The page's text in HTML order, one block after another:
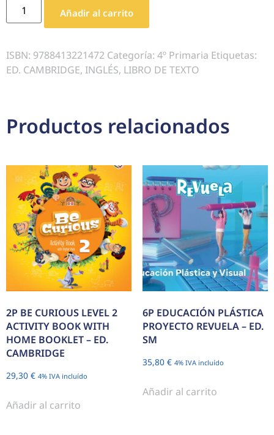
Añadir al carrito
ISBN: 9788413221472 Categoría: 4º Primaria Etiquetas:
ED. CAMBRIDGE, INGLÉS, LIBRO DE TEXTO
Productos relacionados
2P BE CURIOUS LEVEL 2
ACTIVITY BOOK WITH
HOME BOOKLET – ED.
CAMBRIDGE
29,30 € 4% IVA incluído
Añadir al carrito
6P EDUCACIÓN PLÁSTICA
PROYECTO REVUELA – ED.
SM
35,80 € 4% IVA incluído
Añadir al carrito